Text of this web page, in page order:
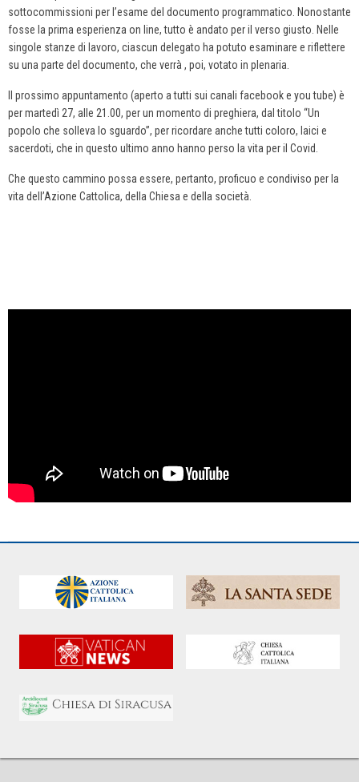
sottocommissioni per l’esame del documento programmatico. Nonostante
fosse la prima esperienza on line, tutto è andato per il verso giusto. Nelle
singole stanze di lavoro, ciascun delegato ha potuto esaminare e riflettere
su una parte del documento, che verrà , poi, votato in plenaria.
Il prossimo appuntamento (aperto a tutti sui canali facebook e you tube) è
per martedì 27, alle 21.00, per un momento di preghiera, dal titolo “Un
popolo che solleva lo sguardo”, per ricordare anche tutti coloro, laici e
sacerdoti, che in questo ultimo anno hanno perso la vita per il Covid.
Che questo cammino possa essere, pertanto, proficuo e condiviso per la
vita dell’Azione Cattolica, della Chiesa e della società.